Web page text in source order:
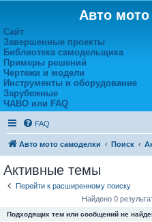
Авто
Сайт
Завершенные проекты
Библиотека самодельщика
Примеры решений
Чертежи и модели
Инструменты и оборудование
Зарубежные
ЧАВО или FAQ
FAQ
Авто мото самоделки Поиск
Активные темы
Перейти к расширенному поиску
Найдено 0
Подходящих тем или сообщений не